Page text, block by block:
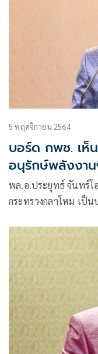
5 พฤศจิกายน 2564
บอร์ด กพช. เห็
อนุรักษ์พลังงาน
พล.อ.ประยุทธ์ จันทร์โอชา นายกรัฐมนตรีและรัฐมนต
กระทรวงกลาโหม เป็